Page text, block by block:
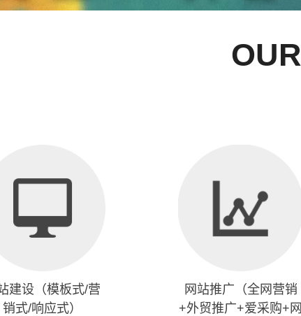
OUR
建设（模板式/营
销式/响应式）
网站推广（全网营销
+外贸推广+爱采购+网